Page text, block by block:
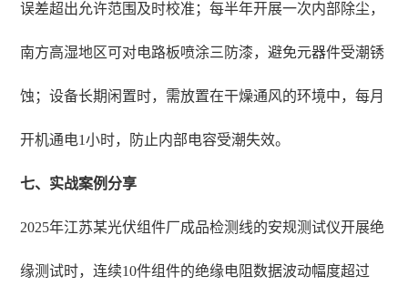
误差超出允许范围及时校准；每半年开展一次内部除尘，
南方高湿地区可对电路板喷涂三防漆，避免元器件受潮锈
蚀；设备长期闲置时，需放置在干燥通风的环境中，每月
开机通电1小时，防止内部电容受潮失效。
七、实战案例分享
2025年江苏某光伏组件厂成品检测线的安规测试仪开展绝
缘测试时，连续10件组件的绝缘电阻数据波动幅度超过